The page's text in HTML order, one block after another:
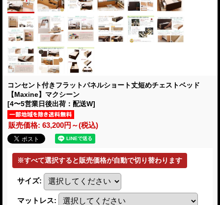
コンセント付きフラットパネルショート丈短めチェストベッド
【Maxine】マクシーン
[4〜5営業日後出荷：配送W]
販売価格: 63,200円～(税込)
サイズ:
マットレス: